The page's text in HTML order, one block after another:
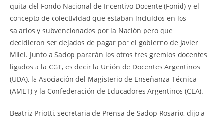
quita del Fondo Nacional de Incentivo Docente (Fonid) y el
concepto de colectividad que estaban incluidos en los
salarios y subvencionados por la Nación pero que
decidieron ser dejados de pagar por el gobierno de Javier
Milei. Junto a Sadop pararán los otros tres gremios docentes
ligados a la CGT, es decir la Unión de Docentes Argentinos
(UDA), la Asociación del Magisterio de Enseñanza Técnica
(AMET) y la Confederación de Educadores Argentinos (CEA).
Beatriz Priotti, secretaria de Prensa de Sadop Rosario, dijo a